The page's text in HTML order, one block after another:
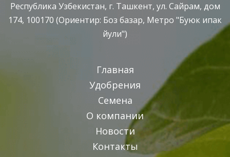
Республика Узбекистан, г. Ташкент, ул. Сайрам, дом
174, 100170 (Ориентир: Боз базар, Метро "Буюк ипак
йули")
Главная
Удобрения
Семена
О компании
Новости
Контакты